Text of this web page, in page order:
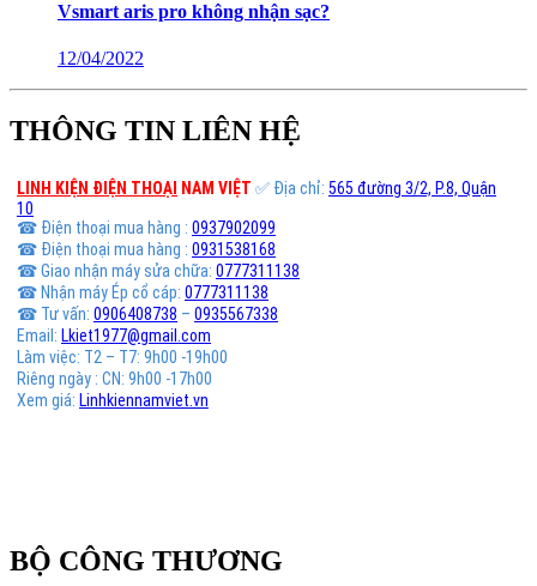
Vsmart aris pro không nhận sạc?
12/04/2022
THÔNG TIN LIÊN HỆ
LINH KIỆN ĐIỆN THOẠI NAM VIỆT ✅ Địa chỉ: 565 đường 3/2, P.8, Quận
10
☎ Điện thoại mua hàng : 0937902099
☎ Điện thoại mua hàng : 0931538168
☎ Giao nhận máy sửa chữa: 0777311138
☎ Nhận máy Ép cổ cáp: 0777311138
☎ Tư vấn: 0906408738 – 0935567338
Email: Lkiet1977@gmail.com
Làm việc: T2 – T7: 9h00 -19h00
Riêng ngày : CN: 9h00 -17h00
Xem giá: Linhkiennamviet.vn
BỘ CÔNG THƯƠNG